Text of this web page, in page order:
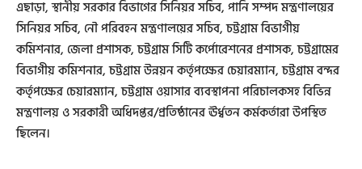
এছাড়া, স্থানীয় সরকার বিভাগের সিনিয়র সচিব, পানি সম্পদ মন্ত্রণালয়ের
সিনিয়র সচিব, নৌ পরিবহন মন্ত্রণালয়ের সচিব, চট্টগ্রাম বিভাগীয়
কমিশনার, জেলা প্রশাসক, চট্টগ্রাম সিটি কর্পোরেশনের প্রশাসক, চট্টগ্রামের
বিভাগীয় কমিশনার, চট্টগ্রাম উন্নয়ন কর্তৃপক্ষের চেয়ারম্যান, চট্টগ্রাম বন্দর
কর্তৃপক্ষের চেয়ারম্যান, চট্টগ্রাম ওয়াসার ব্যবস্থাপনা পরিচালকসহ বিভিন্ন
মন্ত্রণালয় ও সরকারী অধিদপ্তর/প্রতিষ্ঠানের ঊর্ধ্বতন কর্মকর্তারা উপস্থিত
ছিলেন।